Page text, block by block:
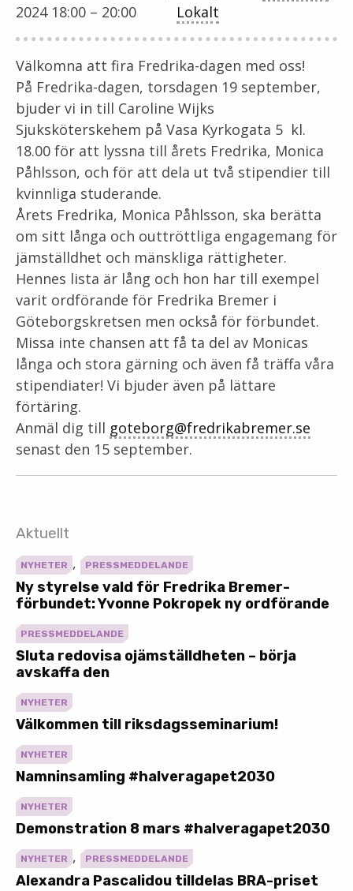
2024 18:00 – 20:00
Lokalt
Välkomna att fira Fredrika-dagen med oss!
På Fredrika-dagen, torsdagen 19 september,
bjuder vi in till Caroline Wijks
Sjuksköterskehem på Vasa Kyrkogata 5 kl.
18.00 för att lyssna till årets Fredrika, Monica
Påhlsson, och för att dela ut två stipendier till
kvinnliga studerande.
Årets Fredrika, Monica Påhlsson, ska berätta
om sitt långa och outtröttliga engagemang för
jämställdhet och mänskliga rättigheter.
Hennes lista är lång och hon har till exempel
varit ordförande för Fredrika Bremer i
Göteborgskretsen men också för förbundet.
Missa inte chansen att få ta del av Monicas
långa och stora gärning och även få träffa våra
stipendiater! Vi bjuder även på lättare
förtäring.
Anmäl dig till goteborg@fredrikabremer.se
senast den 15 september.
Aktuellt
NYHETER , PRESSMEDDELANDE
Ny styrelse vald för Fredrika Bremer-
förbundet: Yvonne Pokropek ny ordförande
PRESSMEDDELANDE
Sluta redovisa ojämställdheten – börja
avskaffa den
NYHETER
Välkommen till riksdagsseminarium!
NYHETER
Namninsamling #halveragapet2030
NYHETER
Demonstration 8 mars #halveragapet2030
NYHETER , PRESSMEDDELANDE
Alexandra Pascalidou tilldelas BRA-priset